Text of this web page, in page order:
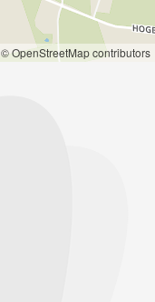
© OpenStreetMap contributors